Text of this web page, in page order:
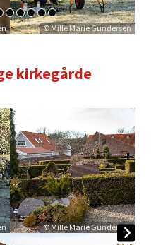
© Mille Marie Gundersen
kirkegårde
© Mille Marie Gundersen